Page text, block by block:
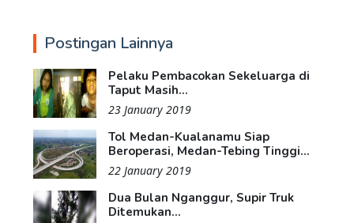
Postingan Lainnya
Pelaku Pembacokan Sekeluarga di
Taput Masih...
23 January 2019
Tol Medan-Kualanamu Siap
Beroperasi, Medan-Tebing Tinggi...
22 January 2019
Dua Bulan Nganggur, Supir Truk
Ditemukan...